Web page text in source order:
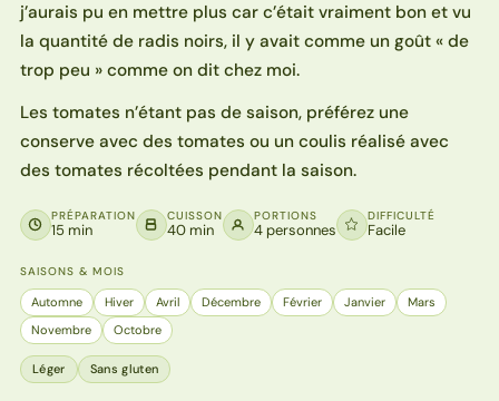
j’aurais pu en mettre plus car c’était vraiment bon et vu
la quantité de radis noirs, il y avait comme un goût « de
trop peu » comme on dit chez moi.
Les tomates n’étant pas de saison, préférez une
conserve avec des tomates ou un coulis réalisé avec
des tomates récoltées pendant la saison.
PRÉPARATION
15 min
CUISSON
40 min
PORTIONS
4 personnes
DIFFICULTÉ
Facile
SAISONS & MOIS
Automne Hiver Avril Décembre Février Janvier
Mars
Novembre
Octobre
Léger Sans gluten